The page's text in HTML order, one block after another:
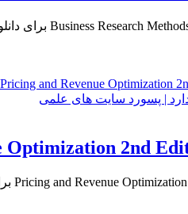
| پسورد سایت های علمی